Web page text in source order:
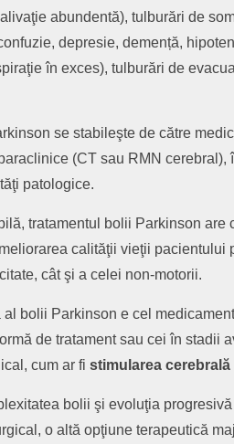
abundentă), tulburări de
depresie, demență,
în exces), tulburări de
se stabileşte de către
(CT sau RMN cerebral),
patologice.
tratamentul bolii Parkinson are
calităţii vieţii pacientului
cât şi a celei non-motorii.
al bolii Parkinson e cel
de tratament sau cei în stadii
cum ar fi stimularea
bolii şi evoluţia
o altă opţiune terapeutică